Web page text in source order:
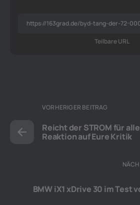
Teilbare URL
VORHERIGER BEITRAG
Reicht der STROM für alle
Reaktion auf Eure Kritik
BMW iX1 xDrive 30 im Test